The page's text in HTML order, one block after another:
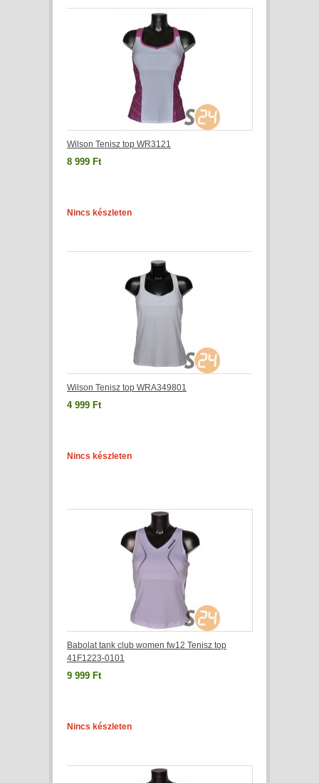
Wilson Tenisz top WR3121
8 999 Ft
Nincs készleten
Wilson Tenisz top WRA349801
4 999 Ft
Nincs készleten
Babolat tank club women fw12 Tenisz top
41F1223-0101
9 999 Ft
Nincs készleten